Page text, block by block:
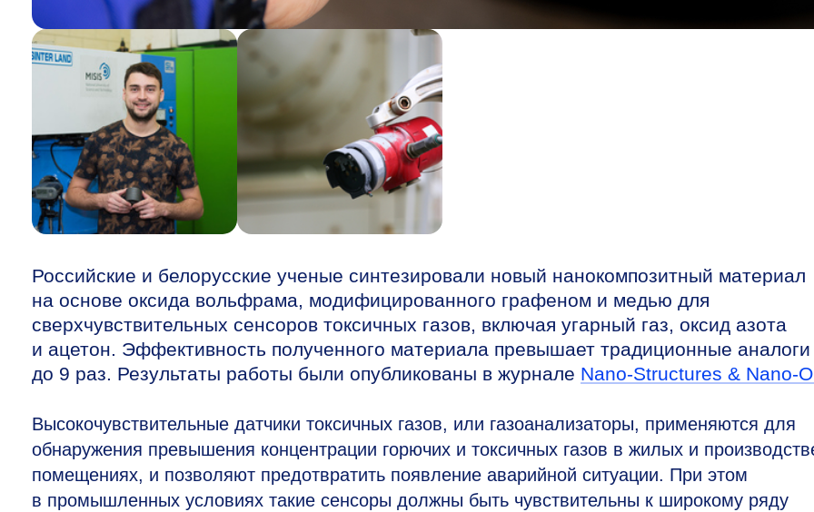
Российские и белорусские ученые синтезировали новый нанокомпозитный материал
на основе оксида вольфрама, модифицированного графеном и медью для
сверхчувствительных сенсоров токсичных газов, включая угарный газ, оксид азота
и ацетон. Эффективность полученного материала превышает традиционные аналоги
до 9 раз. Результаты работы были опубликованы в журнале Nano-Structures & Nano-
Высокочувствительные датчики токсичных газов, или газоанализаторы, применяются для
обнаружения превышения концентрации горючих и токсичных газов в жилых и
помещениях, и позволяют предотвратить появление аварийной ситуации. При этом
в промышленных условиях такие сенсоры должны быть чувствительны к широкому ряду